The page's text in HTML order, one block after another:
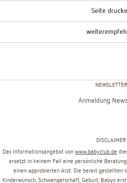
Seite
NEWSLETTER
Anmeldung
DISCLAIMER
Das Informationsangebot von www.babyclub.de
ersetzt in keinem Fall eine persönliche
einen approbierten Arzt. Die bereit gestellten
Kinderwunsch, Schwangerschaft, Geburt, Babys